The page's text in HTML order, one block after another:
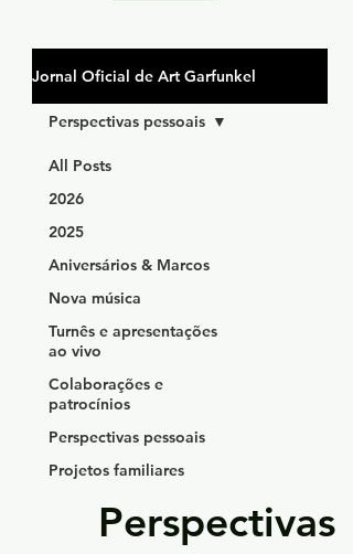
Jornal Oficial de Art Garfunkel
All Posts
2026
2025
Aniversários & Marcos
Nova música
Turnês e apresentações
ao vivo
Colaborações e
patrocínios
Perspectivas pessoais
Projetos familiares
Perspectivas pessoais
Perspectivas